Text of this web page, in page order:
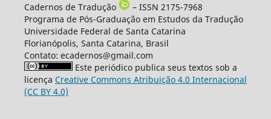
Cadernos de Tradução
– ISSN 2175-7968
Programa de Pós-Graduação em Estudos da Tradução
Universidade Federal de Santa Catarina
Florianópolis, Santa Catarina, Brasil
Contato: ecadernos@gmail.com
Este periódico publica seus textos sob a
licença Creative Commons Atribuição 4.0 Internacional
(CC BY 4.0)